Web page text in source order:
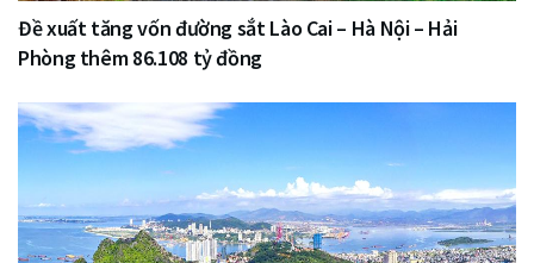
Đề xuất tăng vốn đường sắt Lào Cai – Hà Nội – Hải
Phòng thêm 86.108 tỷ đồng